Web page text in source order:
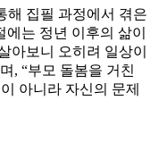
해 집필 과정에서 겪은
는 정년 이후의 삶이
아보니 오히려 일상이
, “부모 돌봄을 거친
아니라 자신의 문제